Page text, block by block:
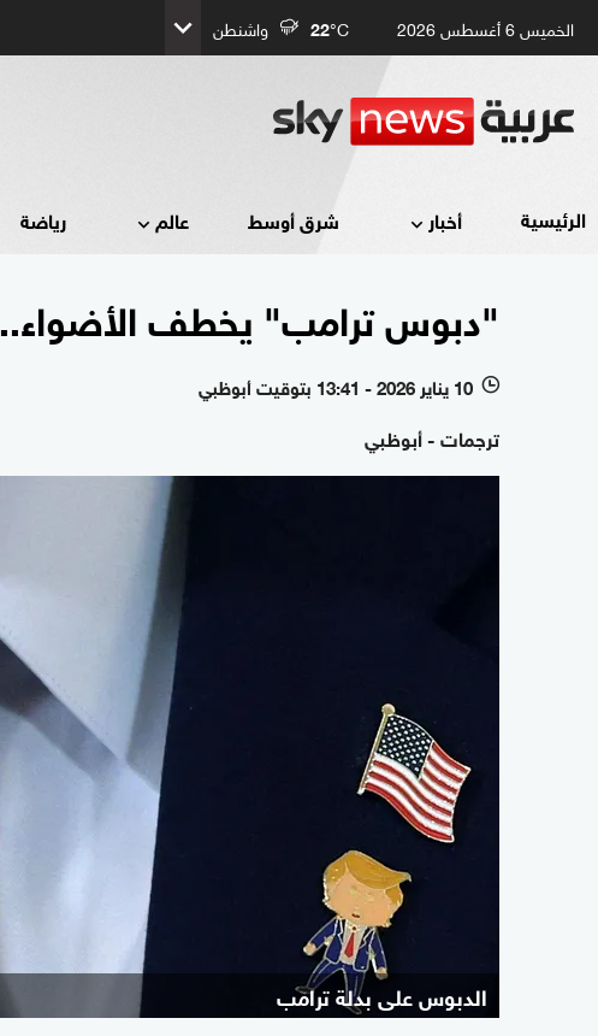
الخميس 6 أغسطس 2026 22°C واشنطن
الرئيسية أخبار شرق أوسط عالم رياضة
"دبوس ترامب" يخطف الأضواء..
l 10 يناير 2026 - 13:41 بتوقيت أبوظبي
ترجمات - أبوظبي
الدبوس على بدلة ترامب